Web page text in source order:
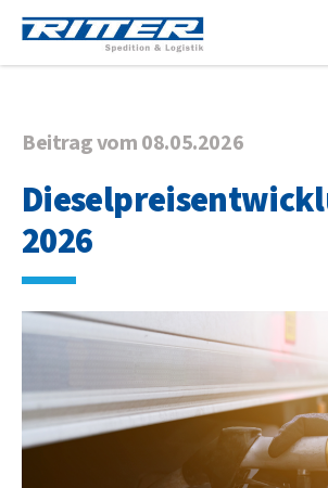
Beitrag vom 08.05.2026
2026